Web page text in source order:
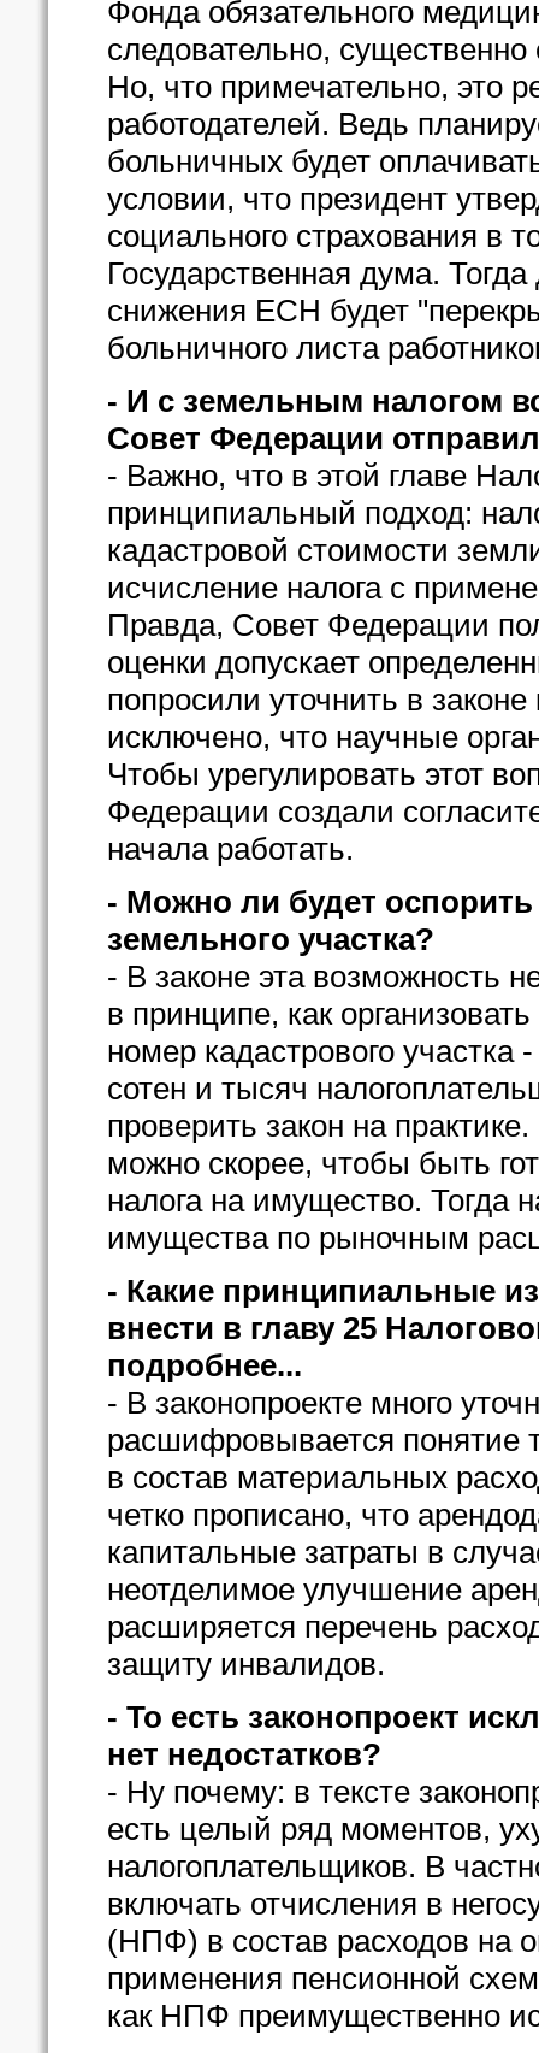
Фонда обязательного
следовательно,
Но, что примечательно, это
работодателей. Ведь
больничных будет
условии, что президент
социального страхования в
Государственная дума.
снижения ЕСН будет
больничного листа
- И с земельным налогом
Совет Федерации
- Важно, что в этой главе
принципиальный подход:
кадастровой стоимости
исчисление налога с
Правда, Совет Федерации
оценки допускает
попросили уточнить в
исключено, что научные
Чтобы урегулировать этот
Федерации создали
начала работать.
- Можно ли будет
земельного участка?
- В законе эта возможность
в принципе, как
номер кадастрового участка
сотен и тысяч
проверить закон на
можно скорее, чтобы быть
налога на имущество. Тогда
имущества по рыночным
- Какие принципиальные
внести в главу 25
подробнее...
- В законопроекте много
расшифровывается понятие
в состав материальных
четко прописано, что
капитальные затраты в
неотделимое улучшение
расширяется перечень
защиту инвалидов.
- То есть законопроект
нет недостатков?
- Ну почему: в тексте
есть целый ряд моментов,
налогоплательщиков. В
включать отчисления в
(НПФ) в состав расходов на
применения пенсионной
как НПФ преимущественно